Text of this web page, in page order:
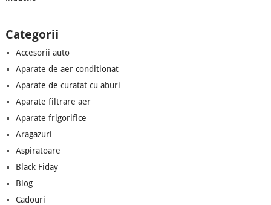
Categorii
Accesorii auto
Aparate de aer conditionat
Aparate de curatat cu aburi
Aparate filtrare aer
Aparate frigorifice
Aragazuri
Aspiratoare
Black Fiday
Blog
Cadouri